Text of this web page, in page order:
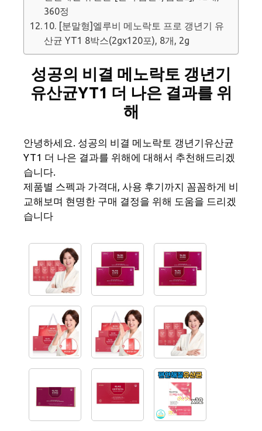
360정
10. [분말형]엘루비 메노락토 프로 갱년기 유
산균 YT1 8박스(2gx120포), 8개, 2g
성공의 비결 메노락토 갱년기
유산균YT1 더 나은 결과를 위
해
안녕하세요. 성공의 비결 메노락토 갱년기유산균
YT1 더 나은 결과를 위해에 대해서 추천해드리겠
습니다.
제품별 스펙과 가격대, 사용 후기까지 꼼꼼하게 비
교해보며 현명한 구매 결정을 위해 도움을 드리겠
습니다